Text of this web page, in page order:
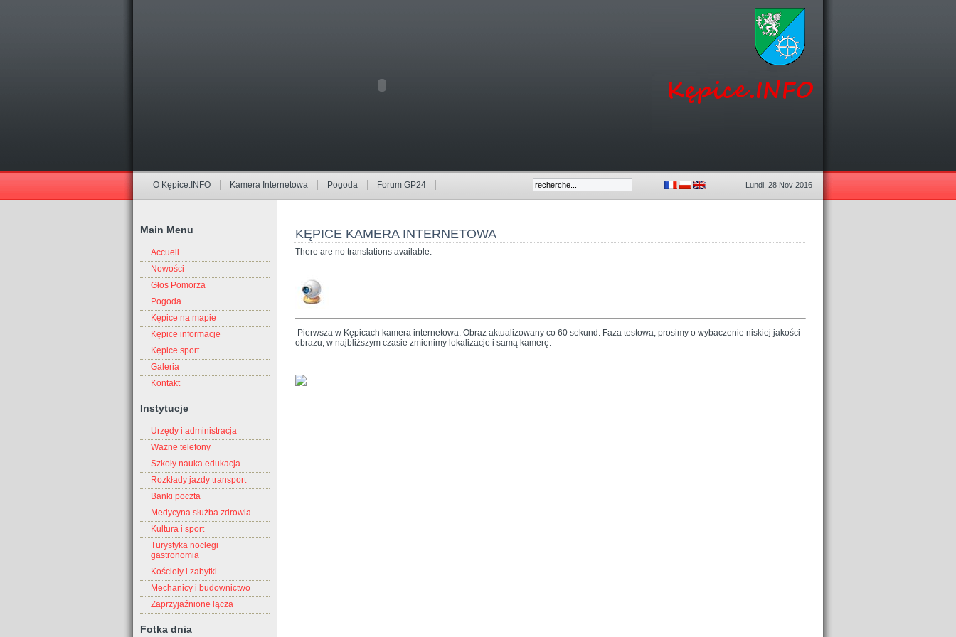
O Kępice.INFO Kamera Internetowa Pogoda Forum GP24 Lundi, 28 Nov 2016
Main Menu
Accueil
Nowości
Głos Pomorza
Pogoda
Kępice na mapie
Kępice informacje
Kępice sport
Galeria
Kontakt
Instytucje
Urzędy i administracja
Ważne telefony
Szkoły nauka edukacja
Rozkłady jazdy transport
Banki poczta
Medycyna służba zdrowia
Kultura i sport
Turystyka noclegi
gastronomia
Kościoły i zabytki
Mechanicy i budownictwo
Zaprzyjaźnione łącza
Fotka dnia
KĘPICE KAMERA INTERNETOWA
There are no translations available.
Pierwsza w Kępicach kamera internetowa. Obraz aktualizowany co 60 sekund. Faza testowa, prosimy o wybaczenie niskiej jakości
obrazu, w najbliższym czasie zmienimy lokalizacje i samą kamerę.